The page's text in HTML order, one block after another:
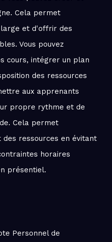
Cela permet
et d'offrir des
Vous pouvez
cours, intégrer un plan
des ressources
aux apprenants
propre rythme et de
Cela permet
ressources en évitant
horaires
présentiel.
Personnel de